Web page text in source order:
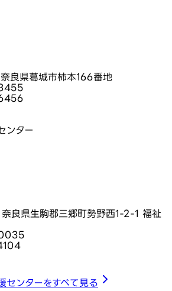
良県葛城市柿本166番地
ンター
良県生駒郡三郷町勢野西1-2-1 福祉
センターをすべて見る